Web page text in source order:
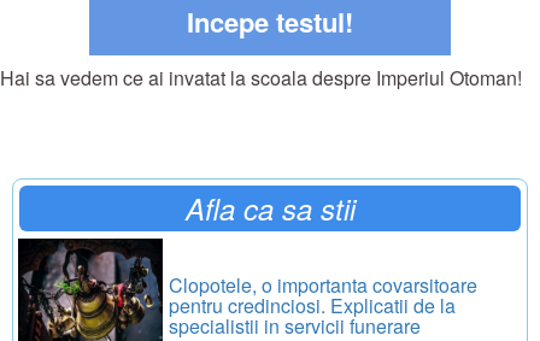
Incepe testul!
Hai sa vedem ce ai invatat la scoala despre Imperiul Otoman!
Afla ca sa stii
Clopotele, o importanta covarsitoare
pentru credinciosi. Explicatii de la
specialistii in servicii funerare